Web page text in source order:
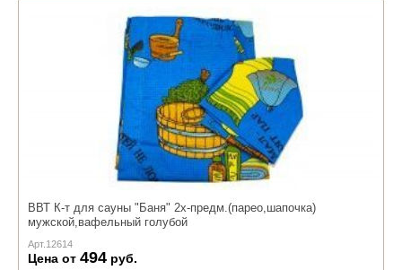
ВВТ К-т для сауны "Баня" 2х-предм.(парео,шапочка)
мужской,вафельный голубой
Арт. 12614
Цена от 494 руб.